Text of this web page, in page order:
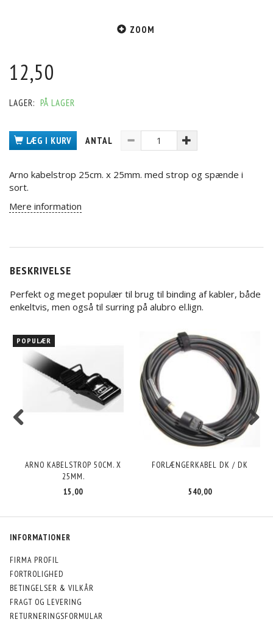
ZOOM
12,50
LAGER: PÅ LAGER
LÆG I KURV ANTAL
Arno kabelstrop 25cm. x 25mm. med strop og spænde i
sort.
Mere information
BESKRIVELSE
Perfekt og meget populær til brug til binding af kabler, både
enkeltvis, men også til surring på alubro el.lign.
POPULÆR
ARNO KABELSTROP 50CM. X
25MM.
15,00
FORLÆNGERKABEL DK / DK
540,00
INFORMATIONER
FIRMA PROFIL
FORTROLIGHED
BETINGELSER & VILKÅR
FRAGT OG LEVERING
RETURNERINGSFORMULAR